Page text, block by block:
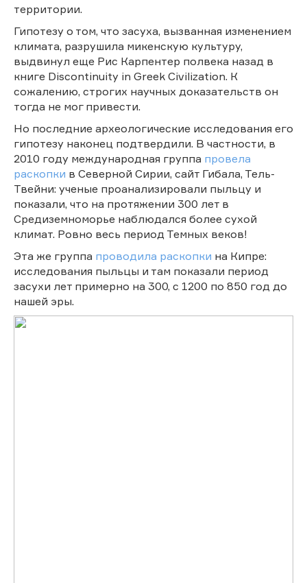
территории.
Гипотезу о том, что засуха, вызванная изменением
климата, разрушила микенскую культуру,
выдвинул еще Рис Карпентер полвека назад в
книге Discontinuity in Greek Civilization. К
сожалению, строгих научных доказательств он
тогда не мог привести.
Но последние археологические исследования его
гипотезу наконец подтвердили. В частности, в
2010 году международная группа провела
раскопки в Северной Сирии, сайт Гибала, Тель-
Твейни: ученые проанализировали пыльцу и
показали, что на протяжении 300 лет в
Средиземноморье наблюдался более сухой
климат. Ровно весь период Темных веков!
Эта же группа проводила раскопки на Кипре:
исследования пыльцы и там показали период
засухи лет примерно на 300, с 1200 по 850 год до
нашей эры.